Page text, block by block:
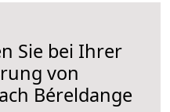
Sie bei Ihrer
von
Béreldange